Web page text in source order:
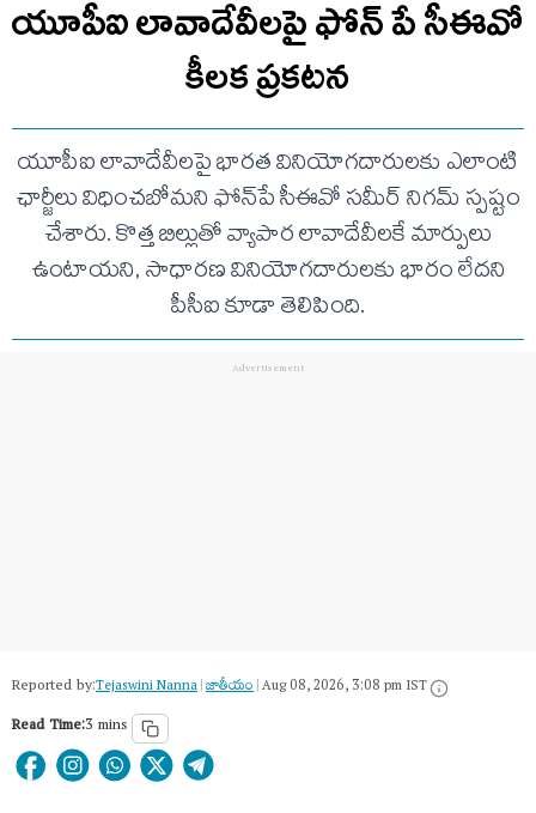
యూపీఐ లావాదేవీలపై ఫోన్ పే సీఈవో
కీలక ప్రకటన
యూపీఐ లావాదేవీలపై భారత వినియోగదారులకు ఎలాంటి
ఛార్జీలు విధించబోమని ఫోన్‌పే సీఈవో సమీర్ నిగమ్ స్పష్టం
చేశారు. కొత్త బిల్లుతో వ్యాపార లావాదేవీలకే మార్పులు
ఉంటాయని, సాధారణ వినియోగదారులకు భారం లేదని
పీసీఐ కూడా తెలిపింది.
Reported by:Tejaswini Nanna|జాతీయం|Aug 08, 2026, 3:08 pm IST
Read Time:3 mins